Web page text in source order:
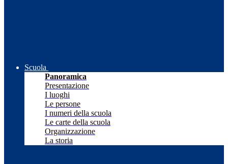
Scuola
Panoramica
Presentazione
I luoghi
Le persone
I numeri della scuola
Le carte della scuola
Organizzazione
La storia